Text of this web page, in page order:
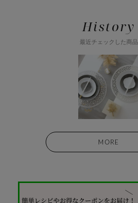
History
最近チェックした商品
MORE